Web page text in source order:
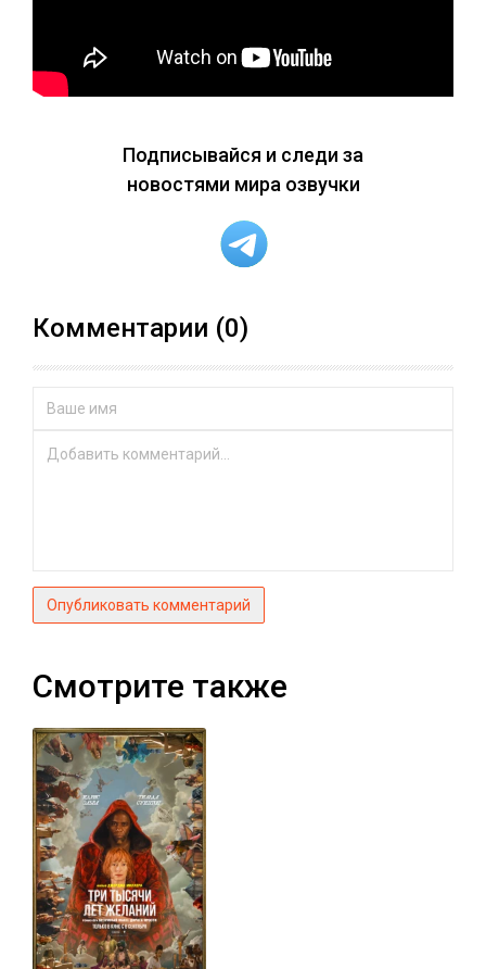
Подписывайся и следи за
новостями мира озвучки
Комментарии (0)
Опубликовать комментарий
Смотрите также